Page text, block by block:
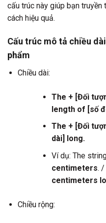
cấu trúc này giúp bạn
cách hiệu quả.
Cấu trúc mô tả chiều
phẩm
Chiều dài:
The + [Đối
length of [số
The + [Đối
dài] long.
Ví dụ: The
centimeters.
centimeters
Chiều rộng: